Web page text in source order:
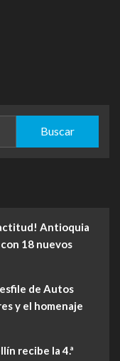
Antioquia
18 nuevos
de Autos
y el homenaje
recibe la 4.ª